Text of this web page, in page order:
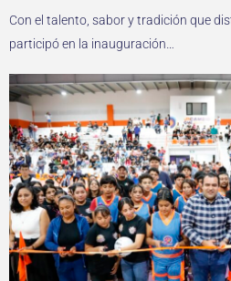
Con el talento, sabor y tradición que
participó en la inauguración…